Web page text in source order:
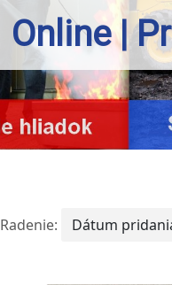
Online |
Radenie: